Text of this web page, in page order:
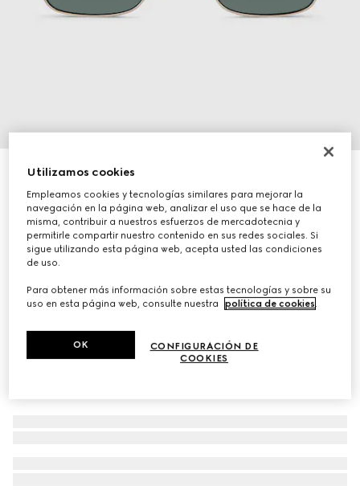
Gafas de sol con puente de la nariz bajo
€ 350
Variacionesdorado claro
Utilizamos cookies
Empleamos cookies y tecnologías similares para mejorar la
navegación en la página web, analizar el uso que se hace de la
misma, contribuir a nuestros esfuerzos de mercadotecnia y
permitirle compartir nuestro contenido en sus redes sociales. Si
sigue utilizando esta página web, acepta usted las condiciones
de uso.
Para obtener más información sobre estas tecnologías y sobre su
uso en esta página web, consulte nuestra
política de cookies
CONFIGURACIÓN DE
COOKIES
OK